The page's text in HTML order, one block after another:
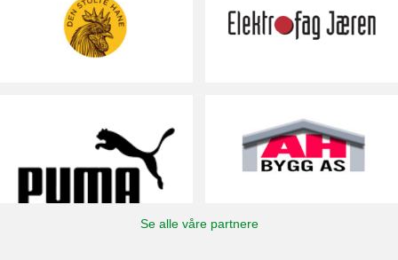
Se alle våre partnere